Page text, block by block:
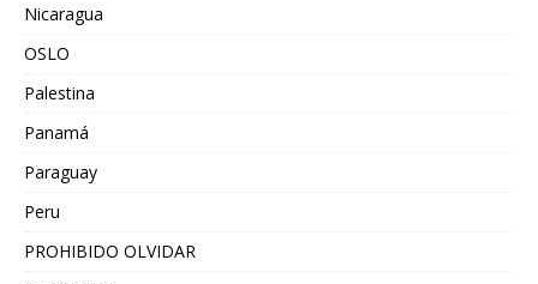
Nicaragua
OSLO
Palestina
Panamá
Paraguay
Peru
PROHIBIDO OLVIDAR